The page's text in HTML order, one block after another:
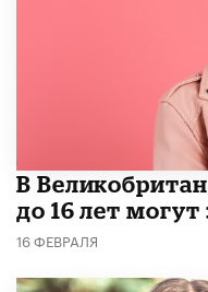
В
до 16 лет могут
16 ФЕВРАЛЯ